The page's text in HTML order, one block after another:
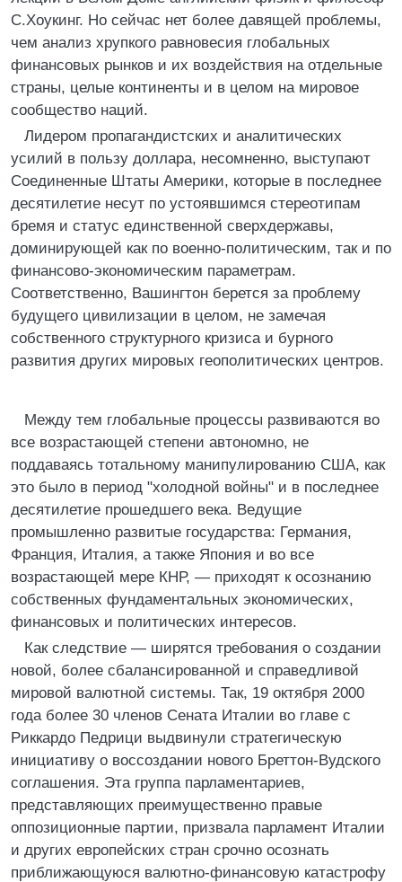
С.Хоукинг. Но сейчас нет более давящей проблемы,
чем анализ хрупкого равновесия глобальных
финансовых рынков и их воздействия на отдельные
страны, целые континенты и в целом на мировое
сообщество наций.
Лидером пропагандистских и аналитических
усилий в пользу доллара, несомненно, выступают
Соединенные Штаты Америки, которые в последнее
десятилетие несут по устоявшимся стереотипам
бремя и статус единственной сверхдержавы,
доминирующей как по военно-политическим, так и по
финансово-экономическим параметрам.
Соответственно, Вашингтон берется за проблему
будущего цивилизации в целом, не замечая
собственного структурного кризиса и бурного
развития других мировых геополитических центров.
Между тем глобальные процессы развиваются во
все возрастающей степени автономно, не
поддаваясь тотальному манипулированию США, как
это было в период "холодной войны" и в последнее
десятилетие прошедшего века. Ведущие
промышленно развитые государства: Германия,
Франция, Италия, а также Япония и во все
возрастающей мере КНР, — приходят к осознанию
собственных фундаментальных экономических,
финансовых и политических интересов.
Как следствие — ширятся требования о создании
новой, более сбалансированной и справедливой
мировой валютной системы. Так, 19 октября 2000
года более 30 членов Сената Италии во главе с
Риккардо Педрици выдвинули стратегическую
инициативу о воссоздании нового Бреттон-Вудского
соглашения. Эта группа парламентариев,
представляющих преимущественно правые
оппозиционные партии, призвала парламент Италии
и других европейских стран срочно осознать
приближающуюся валютно-финансовую катастрофу